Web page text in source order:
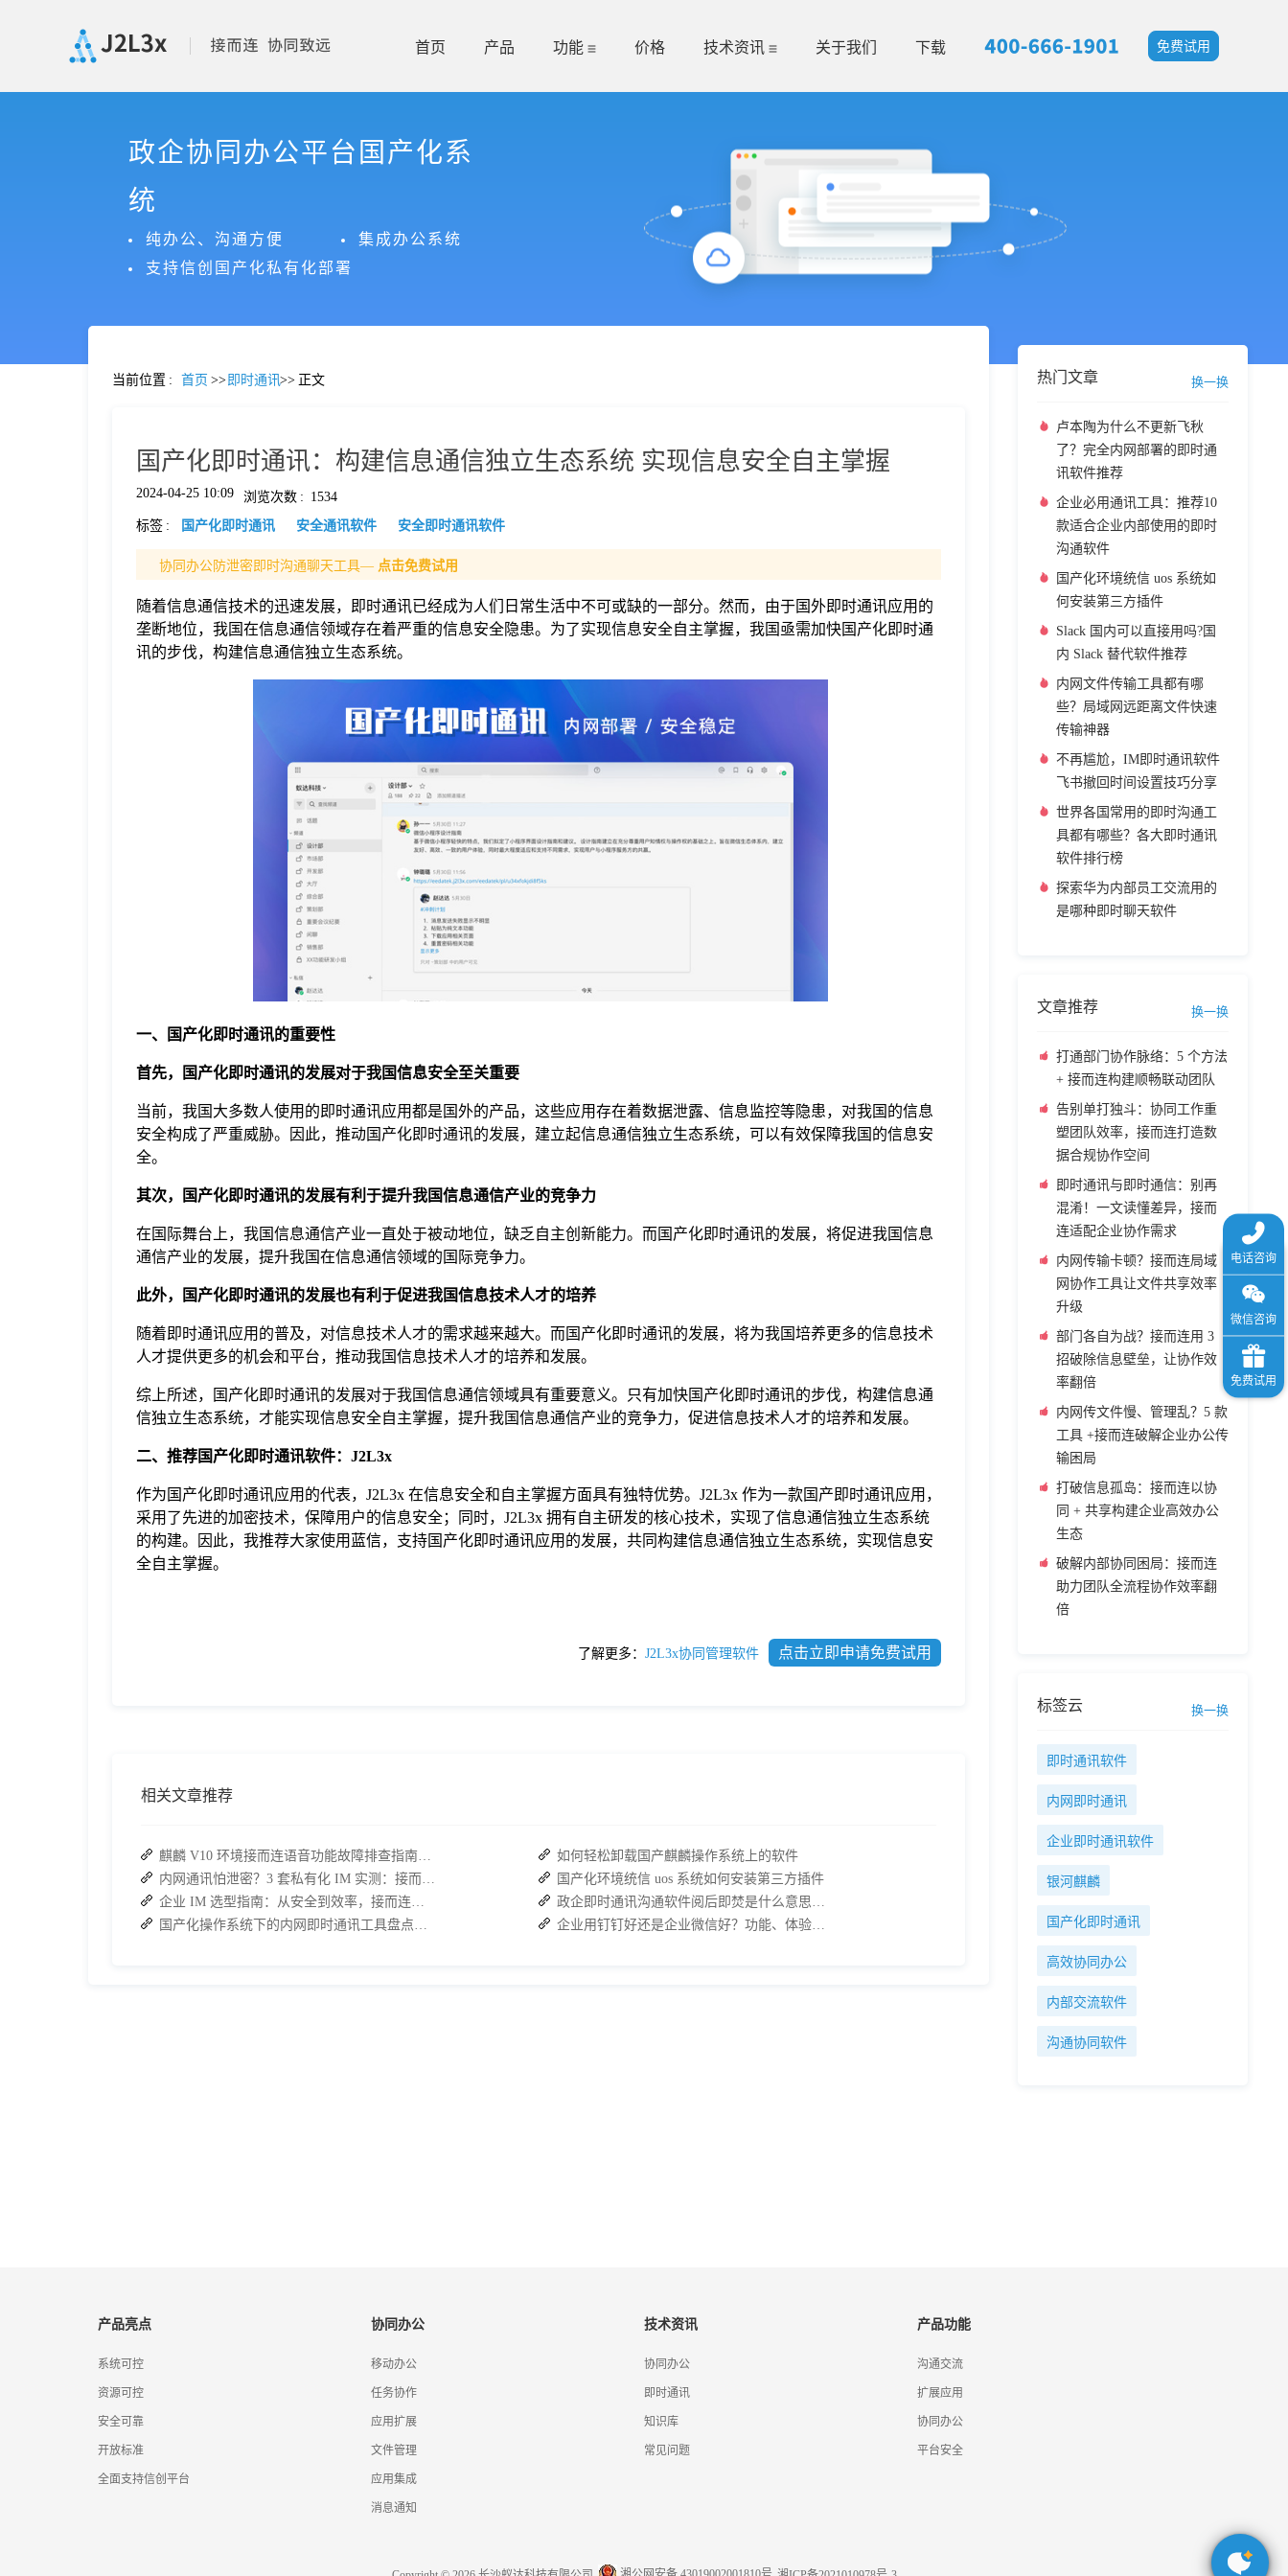
首页 产品 功能 价格 技术资讯 关于我们 下载 免费试用
政企协同办公平台国产化系
统
纯办公、沟通方便
集成办公系统
支持信创国产化私有化部署
当前位置 : 首页 >> 即时通讯>> 正文
国产化即时通讯：构建信息通信独立生态系统 实现信息安全自主掌握
2024-04-25 10:09 浏览次数 : 1534
标签 : 国产化即时通讯 安全通讯软件 安全即时通讯软件
协同办公防泄密即时沟通聊天工具— 点击免费试用
随着信息通信技术的迅速发展，即时通讯已经成为人们日常生活中不可或缺的一部分。然而，由于国外即时通讯应用的
垄断地位，我国在信息通信领域存在着严重的信息安全隐患。为了实现信息安全自主掌握，我国亟需加快国产化即时通
讯的步伐，构建信息通信独立生态系统。
一、国产化即时通讯的重要性
首先，国产化即时通讯的发展对于我国信息安全至关重要
当前，我国大多数人使用的即时通讯应用都是国外的产品，这些应用存在着数据泄露、信息监控等隐患，对我国的信息
安全构成了严重威胁。因此，推动国产化即时通讯的发展，建立起信息通信独立生态系统，可以有效保障我国的信息安
全。
其次，国产化即时通讯的发展有利于提升我国信息通信产业的竞争力
在国际舞台上，我国信息通信产业一直处于被动地位，缺乏自主创新能力。而国产化即时通讯的发展，将促进我国信息
通信产业的发展，提升我国在信息通信领域的国际竞争力。
此外，国产化即时通讯的发展也有利于促进我国信息技术人才的培养
随着即时通讯应用的普及，对信息技术人才的需求越来越大。而国产化即时通讯的发展，将为我国培养更多的信息技术
人才提供更多的机会和平台，推动我国信息技术人才的培养和发展。
综上所述，国产化即时通讯的发展对于我国信息通信领域具有重要意义。只有加快国产化即时通讯的步伐，构建信息通
信独立生态系统，才能实现信息安全自主掌握，提升我国信息通信产业的竞争力，促进信息技术人才的培养和发展。
二、推荐国产化即时通讯软件：J2L3x
作为国产化即时通讯应用的代表，J2L3x 在信息安全和自主掌握方面具有独特优势。J2L3x 作为一款国产即时通讯应用，
采用了先进的加密技术，保障用户的信息安全；同时，J2L3x 拥有自主研发的核心技术，实现了信息通信独立生态系统
的构建。因此，我推荐大家使用蓝信，支持国产化即时通讯应用的发展，共同构建信息通信独立生态系统，实现信息安
全自主掌握。
了解更多： J2L3x协同管理软件 点击立即申请免费试用
相关文章推荐
麒麟 V10 环境接而连语音功能故障排查指南：快速恢复高效协作
内网通讯怕泄密？3 套私有化 IM 实测：接而连如何筑牢安全防线并提效
企业 IM 选型指南：从安全到效率，接而连如何成为中大型企业首选
国产化操作系统下的内网即时通讯工具盘点：安全与高效的双重亮点
如何轻松卸载国产麒麟操作系统上的软件
国产化环境统信 uos 系统如何安装第三方插件
政企即时通讯沟通软件阅后即焚是什么意思？安全聊天软件介绍
企业用钉钉好还是企业微信好？功能、体验、安全性全面分析
热门文章 换一换
卢本陶为什么不更新飞秋
了？完全内网部署的即时通
讯软件推荐
企业必用通讯工具：推荐10
款适合企业内部使用的即时
沟通软件
国产化环境统信 uos 系统如
何安装第三方插件
Slack 国内可以直接用吗?国
内 Slack 替代软件推荐
内网文件传输工具都有哪
些？局域网远距离文件快速
传输神器
不再尴尬，IM即时通讯软件
飞书撤回时间设置技巧分享
世界各国常用的即时沟通工
具都有哪些？各大即时通讯
软件排行榜
探索华为内部员工交流用的
是哪种即时聊天软件
文章推荐 换一换
打通部门协作脉络：5 个方法
+ 接而连构建顺畅联动团队
告别单打独斗：协同工作重
塑团队效率，接而连打造数
据合规协作空间
即时通讯与即时通信：别再
混淆！一文读懂差异，接而
连适配企业协作需求
内网传输卡顿？接而连局域
网协作工具让文件共享效率
升级
部门各自为战？接而连用 3
招破除信息壁垒，让协作效
率翻倍
内网传文件慢、管理乱？5 款
工具 +接而连破解企业办公传
输困局
打破信息孤岛：接而连以协
同 + 共享构建企业高效办公
生态
破解内部协同困局：接而连
助力团队全流程协作效率翻
倍
标签云 换一换
即时通讯软件
内网即时通讯
企业即时通讯软件
银河麒麟
国产化即时通讯
高效协同办公
内部交流软件
沟通协同软件
产品亮点
系统可控
资源可控
安全可靠
开放标准
全面支持信创平台
协同办公
移动办公
任务协作
应用扩展
文件管理
应用集成
消息通知
技术资讯
协同办公
即时通讯
知识库
常见问题
产品功能
沟通交流
扩展应用
协同办公
平台安全